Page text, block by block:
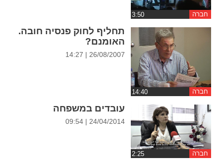
חברה
חברה
תחליף לחוק פנסיה חובה.
האומנם?
26/08/2007 | 14:27
חברה
עובדים במשפחה
24/04/2014 | 09:54